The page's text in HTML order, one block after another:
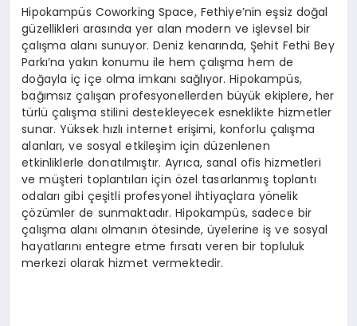
Hipokampüs Coworking Space, Fethiye’nin eşsiz doğal
güzellikleri arasında yer alan modern ve işlevsel bir
çalışma alanı sunuyor. Deniz kenarında, Şehit Fethi Bey
Parkı’na yakın konumu ile hem çalışma hem de
doğayla iç içe olma imkanı sağlıyor. Hipokampüs,
bağımsız çalışan profesyonellerden büyük ekiplere, her
türlü çalışma stilini destekleyecek esneklikte hizmetler
sunar. Yüksek hızlı internet erişimi, konforlu çalışma
alanları, ve sosyal etkileşim için düzenlenen
etkinliklerle donatılmıştır. Ayrıca, sanal ofis hizmetleri
ve müşteri toplantıları için özel tasarlanmış toplantı
odaları gibi çeşitli profesyonel ihtiyaçlara yönelik
çözümler de sunmaktadır. Hipokampüs, sadece bir
çalışma alanı olmanın ötesinde, üyelerine iş ve sosyal
hayatlarını entegre etme fırsatı veren bir topluluk
merkezi olarak hizmet vermektedir.